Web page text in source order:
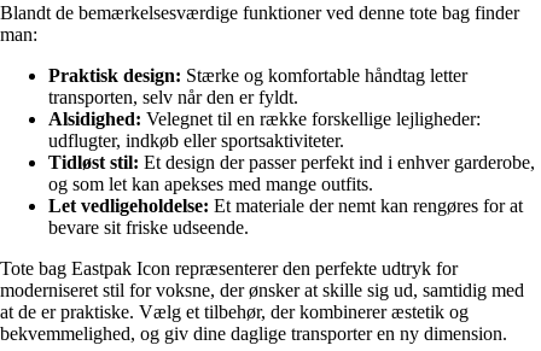
Blandt de bemærkelsesværdige funktioner ved denne tote bag finder
man:
Praktisk design: Stærke og komfortable håndtag letter
transporten, selv når den er fyldt.
Alsidighed: Velegnet til en række forskellige lejligheder:
udflugter, indkøb eller sportsaktiviteter.
Tidløst stil: Et design der passer perfekt ind i enhver garderobe,
og som let kan apekses med mange outfits.
Let vedligeholdelse: Et materiale der nemt kan rengøres for at
bevare sit friske udseende.
Tote bag Eastpak Icon repræsenterer den perfekte udtryk for
moderniseret stil for voksne, der ønsker at skille sig ud, samtidig med
at de er praktiske. Vælg et tilbehør, der kombinerer æstetik og
bekvemmelighed, og giv dine daglige transporter en ny dimension.